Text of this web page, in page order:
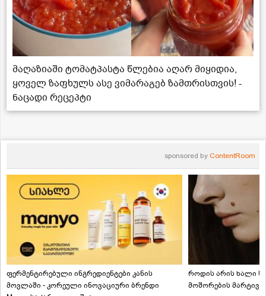
მაღაზიაში ტომატპასტა წლებია აღარ მიყიდია,
ყოველ ზაფხულს ასე ვიმარაგებ ზამთრისთვის! -
ნაცადი რეცეპტი
sponsored by ContentRoom
ფერმენტირებული ინგრედიენტები კანის
მოვლაში - კორეული ინოვაციური ბრენდი
როდის არის ხალი
მოშორების